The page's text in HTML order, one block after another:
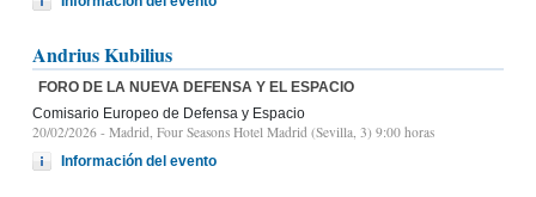
Andrius Kubilius
FORO DE LA NUEVA DEFENSA Y EL ESPACIO
Comisario Europeo de Defensa y Espacio
20/02/2026 - Madrid, Four Seasons Hotel Madrid (Sevilla, 3) 9:00 horas
Información del evento